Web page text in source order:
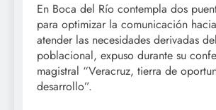
En Boca del Río contempla dos
para optimizar la comunicación
atender las necesidades derivadas
poblacional, expuso durante su
magistral “Veracruz, tierra de
desarrollo”.